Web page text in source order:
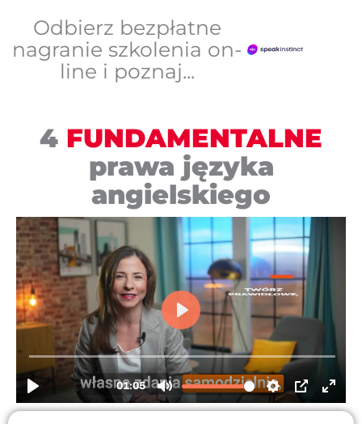
Odbierz bezpłatne
nagranie szkolenia on-
line i poznaj...
4 FUNDAMENTALNE
prawa języka
angielskiego